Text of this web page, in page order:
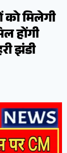
को मिलेगी
होंगी
झंडी